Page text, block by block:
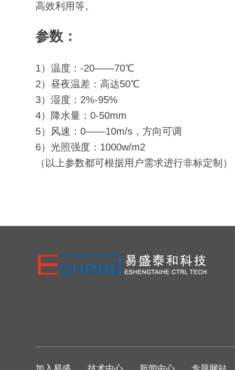
高效利用等。
参数：
1）温度：-20——70℃
2）昼夜温差：高达50℃
3）湿度：2%-95%
4）降水量：0-50mm
5）风速：0——10m/s，方向可调
6）光照强度：1000w/m2
（以上参数都可根据用户需求进行非标定制）